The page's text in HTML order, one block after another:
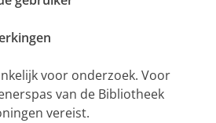
voor onderzoek. Voor
van de Bibliotheek
vereist.